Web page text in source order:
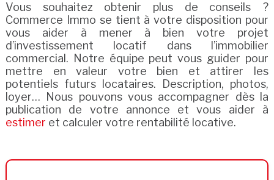
Vous souhaitez obtenir plus de conseils ?
Commerce Immo se tient à votre disposition pour
vous aider à mener à bien votre projet
d’investissement locatif dans l’immobilier
commercial. Notre équipe peut vous guider pour
mettre en valeur votre bien et attirer les
potentiels futurs locataires. Description, photos,
loyer… Nous pouvons vous accompagner dès la
publication de votre annonce et vous aider à
estimer et calculer votre rentabilité locative.